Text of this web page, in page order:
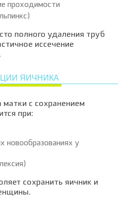
проходимости
полного удаления труб
иссечение
ЯИЧНИКА
с сохранением
при:
новообразованиях у
сохранить яичник и